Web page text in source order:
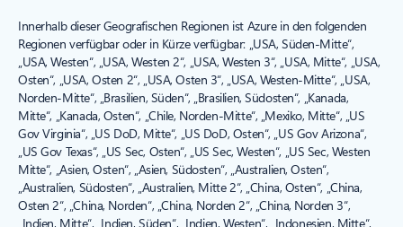
Innerhalb dieser Geografischen Regionen ist Azure in den folgenden
Regionen verfügbar oder in Kürze verfügbar: „USA, Süden-Mitte“,
„USA, Westen“, „USA, Westen 2“, „USA, Westen 3“, „USA, Mitte“, „USA,
Osten“, „USA, Osten 2“, „USA, Osten 3“, „USA, Westen-Mitte“, „USA,
Norden-Mitte“, „Brasilien, Süden“, „Brasilien, Südosten“, „Kanada,
Mitte“, „Kanada, Osten“, „Chile, Norden-Mitte“, „Mexiko, Mitte“, „US
Gov Virginia“, „US DoD, Mitte“, „US DoD, Osten“, „US Gov Arizona“,
„US Gov Texas“, „US Sec, Osten“, „US Sec, Westen“, „US Sec, Westen
Mitte“, „Asien, Osten“, „Asien, Südosten“, „Australien, Osten“,
„Australien, Südosten“, „Australien, Mitte 2“, „China, Osten“, „China,
Osten 2“, „China, Norden“, „China, Norden 2“, „China, Norden 3“,
„Indien, Mitte“, „Indien, Süden“, „Indien, Westen“, „Indonesien, Mitte“,